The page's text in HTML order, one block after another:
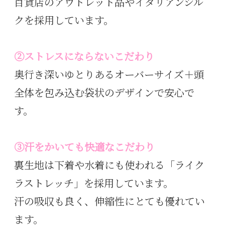
百貨店のアウトレット品やイタリアンシル
クを採用しています。
②ストレスにならないこだわり
奥行き深いゆとりあるオーバーサイズ＋頭
全体を包み込む袋状のデザインで安心で
す。
③汗をかいても快適なこだわり
裏生地は下着や水着にも使われる「ライク
ラストレッチ」を採用しています。
汗の吸収も良く、伸縮性にとても優れてい
ます。